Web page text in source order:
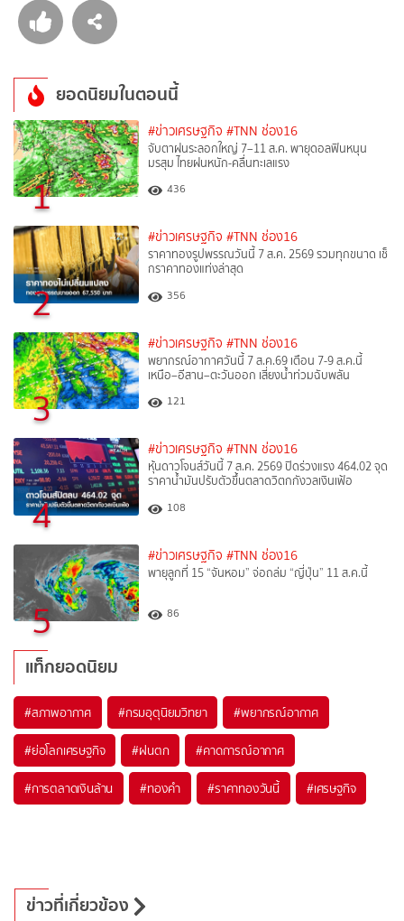
ยอดนิยมในตอนนี้
1
#ข่าวเศรษฐกิจ #TNN ช่อง16
จับตาฝนระลอกใหญ่ 7–11 ส.ค. พายุดอลฟินหนุน
มรสุม ไทยฝนหนัก-คลื่นทะเลแรง
436
2
#ข่าวเศรษฐกิจ #TNN ช่อง16
ราคาทองรูปพรรณวันนี้ 7 ส.ค. 2569 รวมทุกขนาด เช็
กราคาทองแท่งล่าสุด
356
3
#ข่าวเศรษฐกิจ #TNN ช่อง16
พยากรณ์อากาศวันนี้ 7 ส.ค.69 เตือน 7-9 ส.ค.นี้
เหนือ–อีสาน–ตะวันออก เสี่ยงน้ำท่วมฉับพลัน
121
4
#ข่าวเศรษฐกิจ #TNN ช่อง16
หุ้นดาวโจนส์วันนี้ 7 ส.ค. 2569 ปิดร่วงแรง 464.02 จุด
ราคาน้ำมันปรับตัวขึ้นตลาดวิตกกังวลเงินเฟ้อ
108
5
#ข่าวเศรษฐกิจ #TNN ช่อง16
พายุลูกที่ 15 “จันหอม” จ่อถล่ม “ญี่ปุ่น” 11 ส.ค.นี้
86
แท็กยอดนิยม
#สภาพอากาศ #กรมอุตุนิยมวิทยา #พยากรณ์อากาศ
#ย่อโลกเศรษฐกิจ #ฝนตก #คาดการณ์อากาศ
#การตลาดเงินล้าน #ทองคำ #ราคาทองวันนี้ #เศรษฐกิจ
ข่าวที่เกี่ยวข้อง